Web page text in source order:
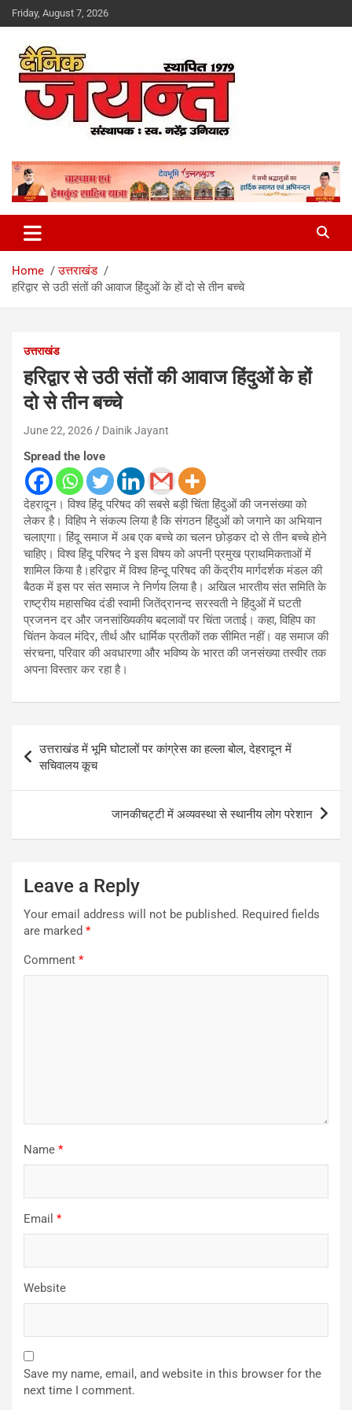
Skip
to
Friday, August 7, 2026
Dainik Jayant
Home
उत्तराखंड
हरिद्वार से उठी संतों की आवाज हिंदुओं के हों दो से तीन बच्चे
उत्तराखंड
हरिद्वार से उठी संतों की आवाज हिंदुओं के हों
दो से तीन बच्चे
June 22, 2026 Dainik Jayant
Spread the love
देहरादून। विश्व हिंदू परिषद की सबसे बड़ी चिंता हिंदुओं की जनसंख्या को
लेकर है। विहिप ने संकल्प लिया है कि संगठन हिंदुओं को जगाने का अभियान
चलाएगा। हिंदू समाज में अब एक बच्चे का चलन छोड़कर दो से तीन बच्चे होने
चाहिए। विश्व हिंदू परिषद ने इस विषय को अपनी प्रमुख प्राथमिकताओं में
शामिल किया है।हरिद्वार में विश्व हिन्दू परिषद की केंद्रीय मार्गदर्शक मंडल की
बैठक में इस पर संत समाज ने निर्णय लिया है। अखिल भारतीय संत समिति के
राष्ट्रीय महासचिव दंडी स्वामी जितेंद्रानन्द सरस्वती ने हिंदुओं में घटती
प्रजनन दर और जनसांख्यिकीय बदलावों पर चिंता जताई। कहा, विहिप का
चिंतन केवल मंदिर, तीर्थ और धार्मिक प्रतीकों तक सीमित नहीं। वह समाज की
संरचना, परिवार की अवधारणा और भविष्य के भारत की जनसंख्या तस्वीर तक
अपना विस्तार कर रहा है।
navigation
उत्तराखंड में भूमि घोटालों पर कांग्रेस का हल्ला बोल, देहरादून में
सचिवालय कूच
जानकीचट्टी में अव्यवस्था से स्थानीय लोग परेशान
Leave a Reply
Your email address will not be published. Required fields
are marked *
Comment *
Name *
Email *
Website
Save my name, email, and website in this browser for the
next time I comment.